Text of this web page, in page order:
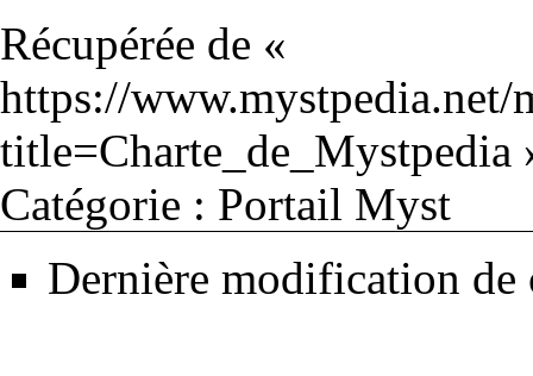
Récupérée de «
https://www.mystpedia.net/
title=Charte_de_Mystpedia
Catégorie : Portail Myst
Dernière modification de